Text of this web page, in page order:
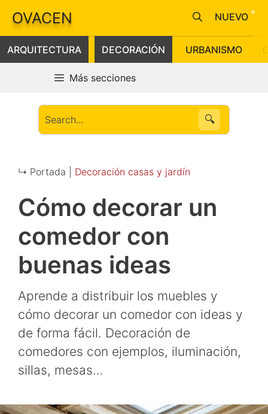
Saltar
contenido
OVACEN
ARQUITECTURA DECORACIÓN URBANISMO
NUEVO
Más secciones
🔍
↳ Portada | Decoración casas y jardín
Cómo decorar un
comedor con
buenas ideas
Aprende a distribuir los muebles y
cómo decorar un comedor con ideas y
de forma fácil. Decoración de
comedores con ejemplos, iluminación,
sillas, mesas…